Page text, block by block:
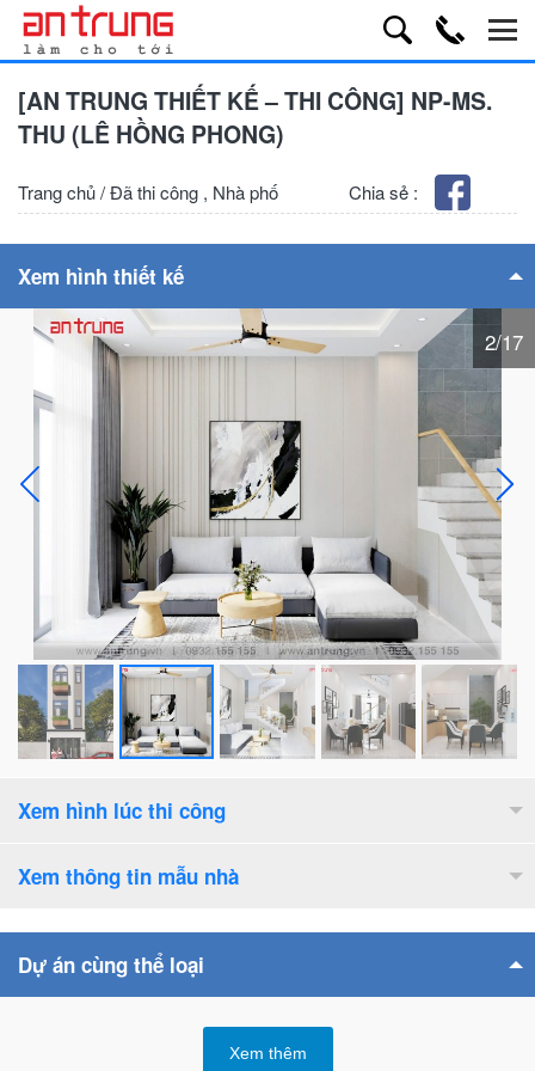
[AN TRUNG THIẾT KẾ – THI CÔNG] NP-MS.
THU (LÊ HỒNG PHONG)
Chia sẻ :
Trang chủ/Đã thi công , Nhà phố
Xem hình thiết kế
Xem hình lúc thi công
Xem thông tin mẫu nhà
Số tầng cao :2.5tầng
Bề rộng mặt tiền :
Dự án cùng thể loại
Xem thêm